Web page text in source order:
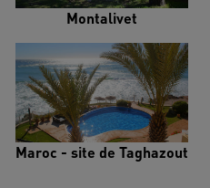
Montalivet
Maroc - site de Taghazout